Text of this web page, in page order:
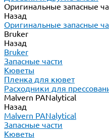
Оригинальные запасные
Назад
Оригинальные запасные
Bruker
Назад
Bruker
Запасные части
Кюветы
Пленка для кювет
Расходники для
Malvern PANalytical
Назад
Malvern PANalytical
Запасные части
Кюветы